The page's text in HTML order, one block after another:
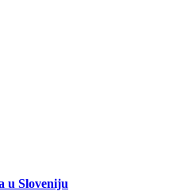
u Sloveniju